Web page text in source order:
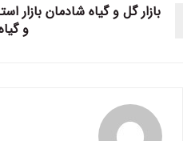
بازار گل و گیاه شادمان بازار
و